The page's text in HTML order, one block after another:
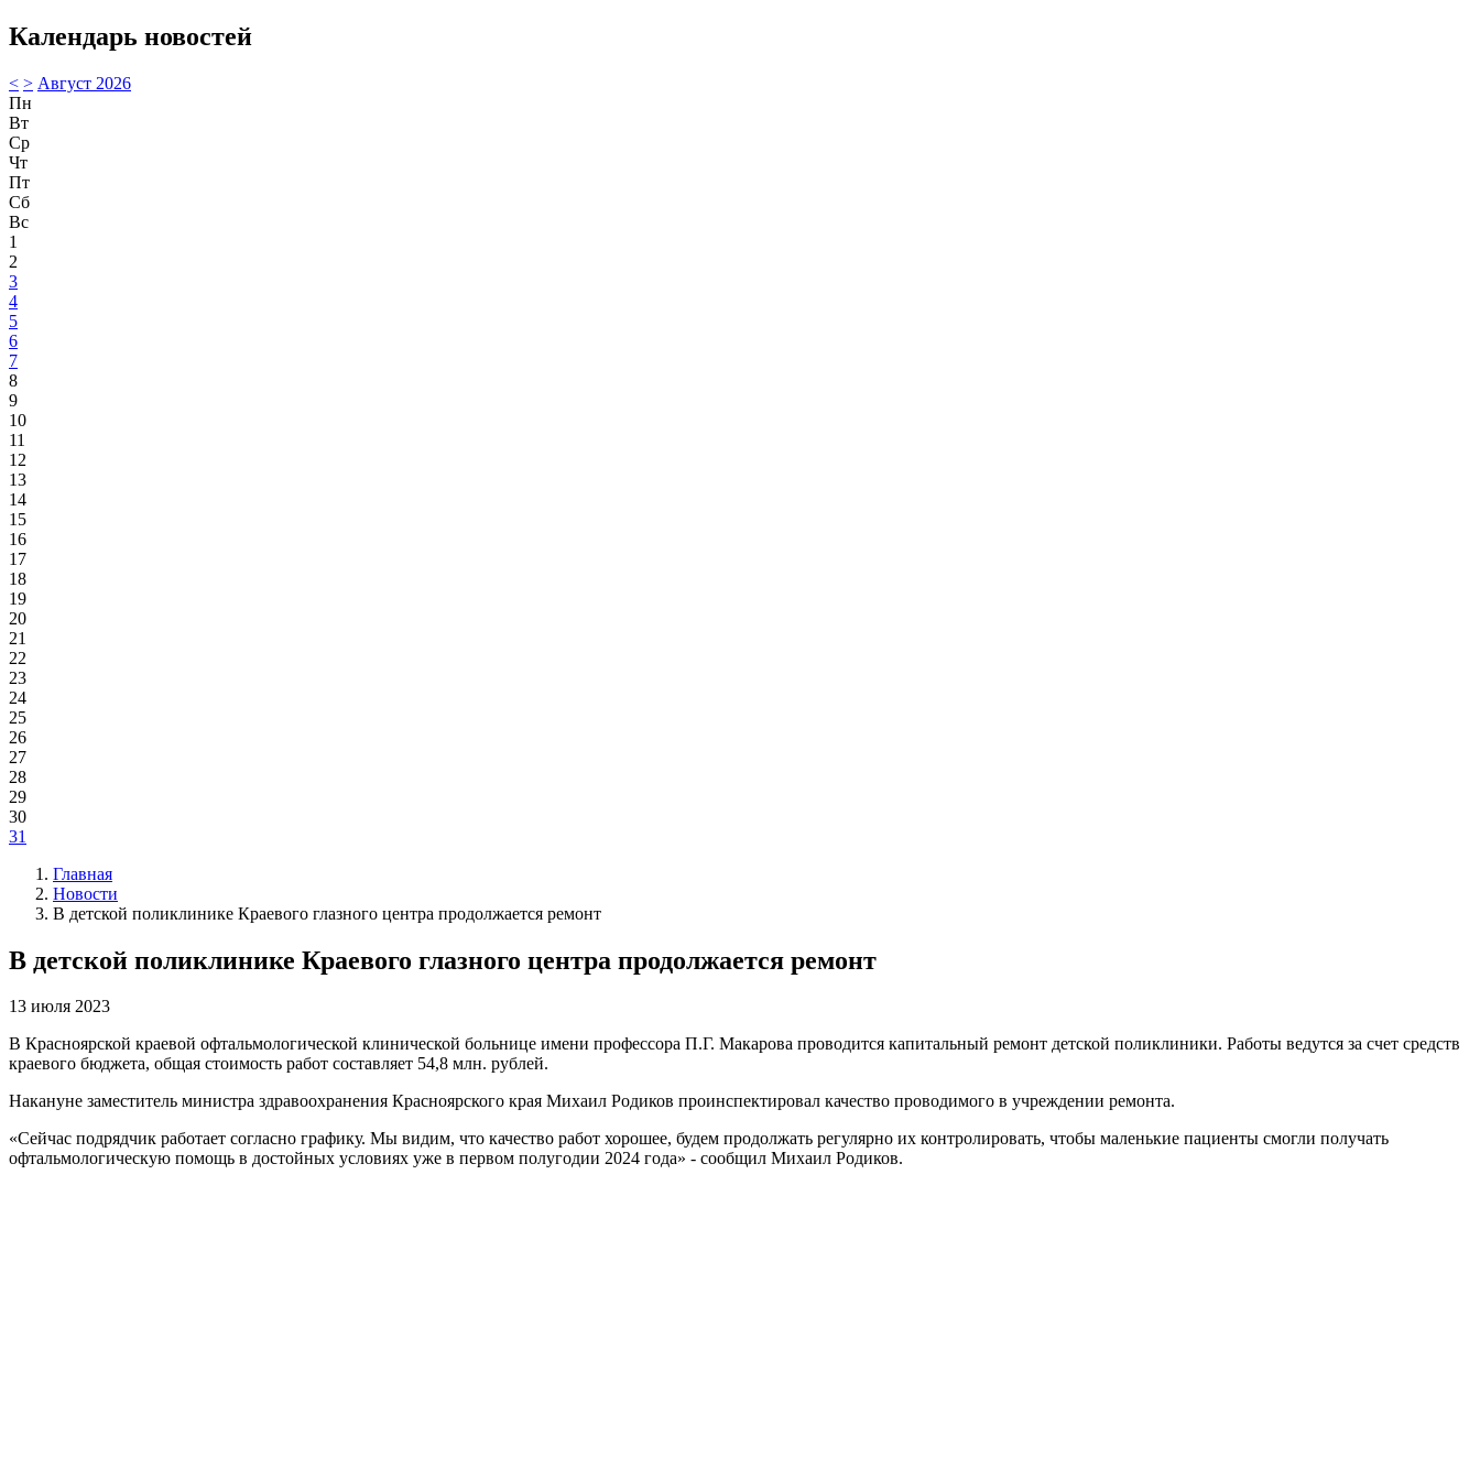
Календарь новостей
< > Август 2026
Пн
Вт
Ср
Чт
Пт
Сб
Вс
1
2
3
4
5
6
7
8
9
10
11
12
13
14
15
16
17
18
19
20
21
22
23
24
25
26
27
28
29
30
31
Главная
Новости
В детской поликлинике Краевого глазного центра продолжается ремонт
В детской поликлинике Краевого глазного центра продолжается ремонт
13 июля 2023
В Красноярской краевой офтальмологической клинической больнице имени профессора П.Г. Макарова проводится капитальный ремонт детской поликлиники. Работы ведутся за счет средств
краевого бюджета, общая стоимость работ составляет 54,8 млн. рублей.
Накануне заместитель министра здравоохранения Красноярского края Михаил Родиков проинспектировал качество проводимого в учреждении ремонта.
«Сейчас подрядчик работает согласно графику. Мы видим, что качество работ хорошее, будем продолжать регулярно их контролировать, чтобы маленькие пациенты смогли получать
офтальмологическую помощь в достойных условиях уже в первом полугодии 2024 года» - сообщил Михаил Родиков.